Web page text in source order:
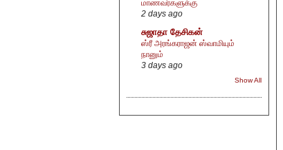
மாணவர்களுக்கு
2 days ago
சுஜாதா தேசிகன்
ஸ்ரீ அரங்கராஜன் ஸ்வாமியும்
நானும்
3 days ago
Show All